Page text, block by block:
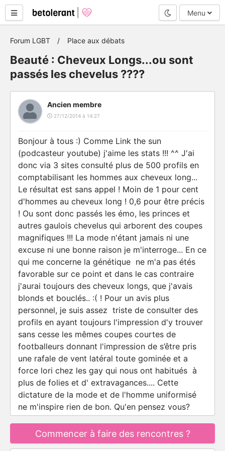
Mode nuit
Menu
Forum LGBT Place aux débats
Beauté : Cheveux Longs...ou sont
passés les chevelus ????
Ancien membre
27/12/2014 à 14:27
Bonjour à tous :) Comme Link the sun
(podcasteur youtube) j'aime les stats !!! ^^ J'ai
donc via 3 sites consulté plus de 500 profils en
comptabilisant les hommes aux cheveux long...
Le résultat est sans appel ! Moin de 1 pour cent
d'hommes au cheveux long ! 0,6 pour être précis
! Ou sont donc passés les émo, les princes et
autres gaulois chevelus qui arborent des coupes
magnifiques !!! La mode n'étant jamais ni une
excuse ni une bonne raison je m'interroge... En ce
qui me concerne la génétique ne m'a pas étés
favorable sur ce point et dans le cas contraire
j'aurai toujours des cheveux longs, que j'avais
blonds et bouclés.. :( ! Pour un avis plus
personnel, je suis assez triste de consulter des
profils en ayant toujours l'impression d'y trouver
sans cesse les mêmes coupes courtes de
footballeurs donnant l'impression de s’être pris
une rafale de vent latéral toute gominée et a
force lori chez les gay qui nous ont habitués à
plus de folies et d' extravagances.... Cette
dictature de la mode et de l'homme uniformisé
ne m'inspire rien de bon. Qu'en pensez vous?
Commencer à faire des rencontres ?